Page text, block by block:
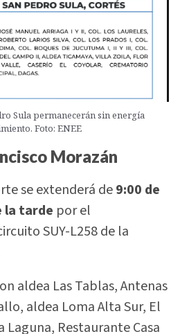
Sula permanecerán sin energía
Foto: ENEE
Morazán
se extenderá de9:00 de
la tarde por el
SUY-L258 de la
aldea Las Tablas, Antenas
aldea Loma Alta Sur, El
Laguna, Restaurante Casa